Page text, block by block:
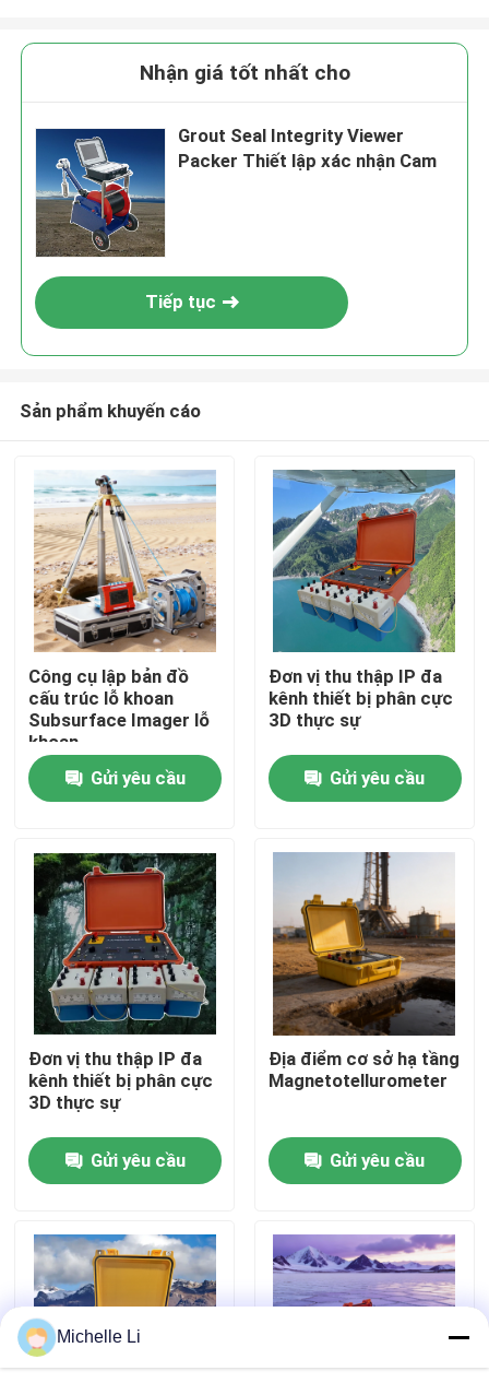
Nhà
Về chúng tôi
Tham quan nhà máy
Kiểm soát chất lượng
Liên hệ chúng tôi
Yêu cầu báo giá
Dụng cụ thăm dò địa vật lý
Máy đo điện trở địa vật lý
Ghi nhật ký giếng địa vật lý
Nhận giá tốt nhất cho
Grout Seal Integrity Viewer
Packer Thiết lập xác nhận Cam
Tiếp tục
Sản phẩm khuyến cáo
Công cụ lập bản đồ
cấu trúc lỗ khoan
Subsurface Imager lỗ
khoan
Gửi yêu cầu
Đơn vị thu thập IP đa
kênh thiết bị phân cực
3D thực sự
Gửi yêu cầu
Đơn vị thu thập IP đa
kênh thiết bị phân cực
3D thực sự
Gửi yêu cầu
Địa điểm cơ sở hạ tầng
Magnetotellurometer
Gửi yêu cầu
Michelle Li